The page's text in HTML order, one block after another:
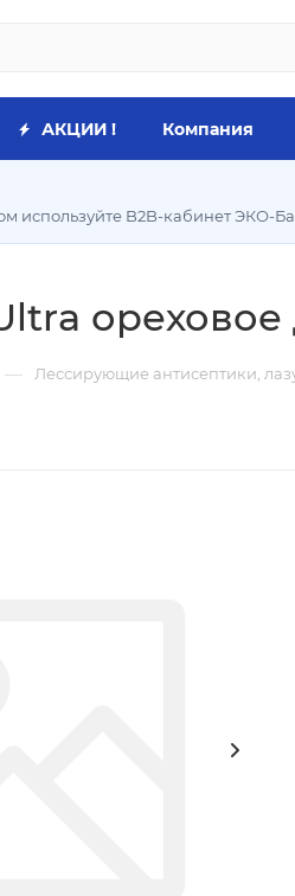
АКЦИИ ! Компания
используйте B2B-кабинет ЭКО-
— Лессирующие антисептики,